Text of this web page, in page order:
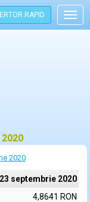
RAPID
2020
23 septembrie 2020
4,8641 RON